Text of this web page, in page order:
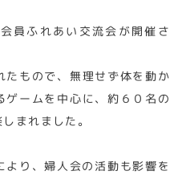
員ふれあい交流会が開催さ
たもので、無理せず体を動か
ゲームを中心に、約６０名の
まれました。
り、婦人会の活動も影響を